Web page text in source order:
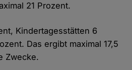
21 Prozent.
Kindertagesstätten 6
Das ergibt maximal 17,5
Zwecke.